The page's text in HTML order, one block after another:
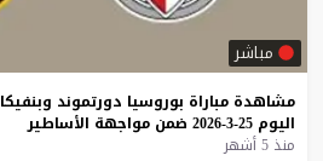
مباشر
مشاهدة مباراة بوروسيا دورتموند وبنفيكا
اليوم 25-3-2026 ضمن مواجهة الأساطير
منذ 5 أشهر